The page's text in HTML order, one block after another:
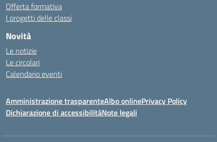
Offerta formativa
I progetti delle classi
Novità
Le notizie
Le circolari
Calendario eventi
Amministrazione trasparenteAlbo onlinePrivacy Policy
Dichiarazione di accessibilitàNote legali